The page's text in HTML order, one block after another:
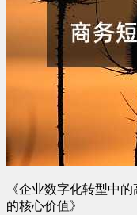
《企业数字化转型中
的核心价值》